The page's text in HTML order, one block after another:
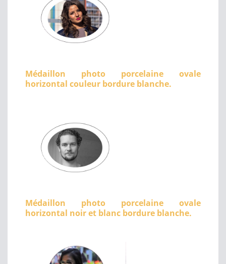
Médaillon photo porcelaine ovale
horizontal couleur bordure blanche.
Médaillon photo porcelaine ovale
horizontal noir et blanc bordure blanche.